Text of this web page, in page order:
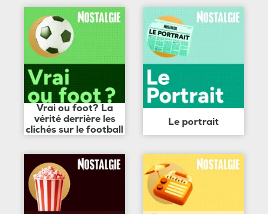
Vrai ou foot? La
vérité derrière les
clichés sur le football
Le portrait